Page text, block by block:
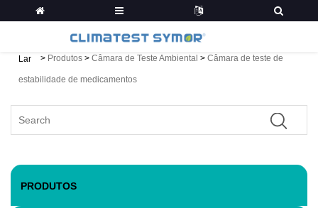
Lar > Produtos > Câmara de Teste Ambiental > Câmara de teste de
estabilidade de medicamentos
PRODUTOS